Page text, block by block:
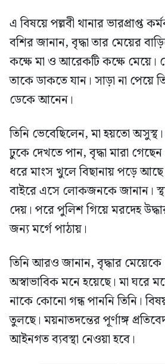
এ বিষয়ে পল্লবী থানার ভারপ্রাপ্ত
বশির জানান, বৃদ্ধা তার মেয়ের
কক্ষে মা ও আরেকটি কক্ষে মেয়ে।
তাকে ডাকতে যান। সাড়া না পেয়ে
ডেকে আনেন।
তিনি ভেবেছিলেন, মা হয়তো
ঢুকে দেখতে পান, বৃদ্ধা মারা
ধরে মাংস খুলে বিছানায় পড়ে
বাইরে এসে লোকজনকে জানান।
দেয়। পরে পুলিশ গিয়ে মরদেহ
জন্য মর্গে পাঠায়।
তিনি আরও জানান, বৃদ্ধার মেয়েকে
অস্বাভাবিক মনে হয়েছে। মা
নাকে কোনো গন্ধ পাননি তিনি।
তুলছে। ময়নাতদন্তের পূর্ণাঙ্গ
আইনগত ব্যবস্থা নেওয়া হবে।